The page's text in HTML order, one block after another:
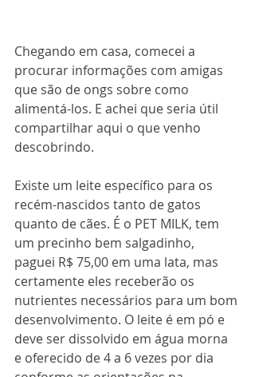
Chegando em casa, comecei a
procurar informações com amigas
que são de ongs sobre como
alimentá-los. E achei que seria útil
compartilhar aqui o que venho
descobrindo.
Existe um leite específico para os
recém-nascidos tanto de gatos
quanto de cães. É o PET MILK, tem
um precinho bem salgadinho,
paguei R$ 75,00 em uma lata, mas
certamente eles receberão os
nutrientes necessários para um bom
desenvolvimento. O leite é em pó e
deve ser dissolvido em água morna
e oferecido de 4 a 6 vezes por dia